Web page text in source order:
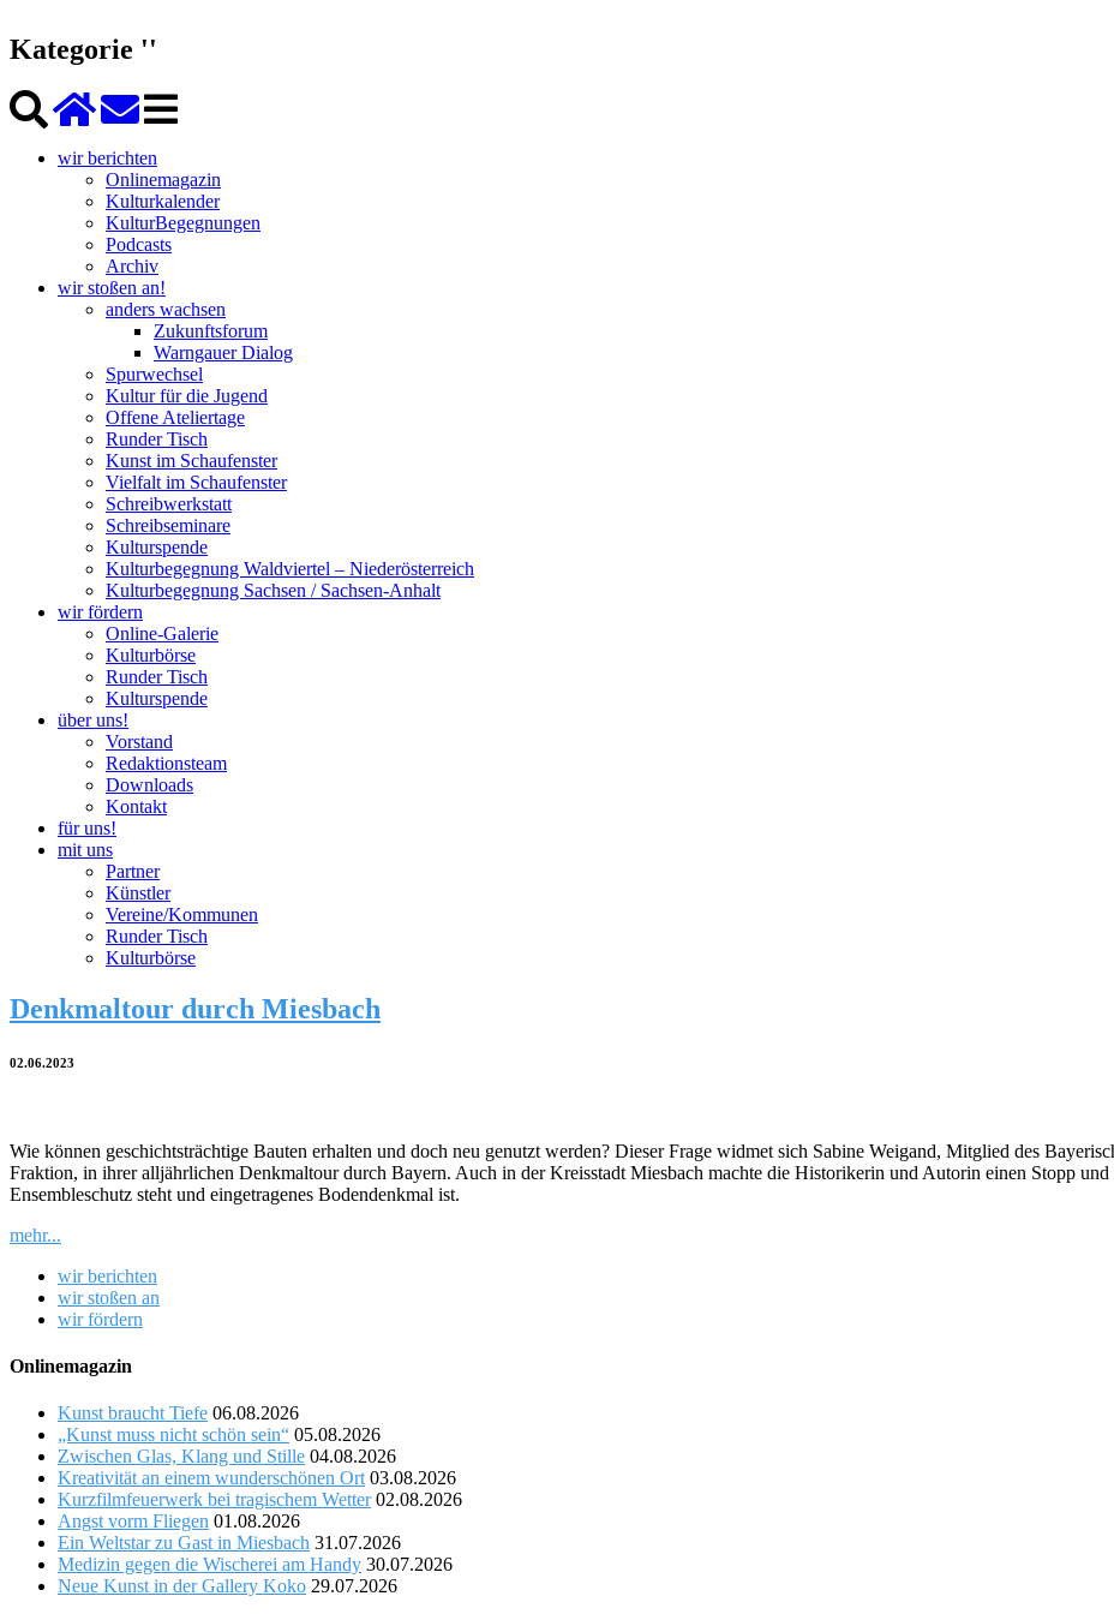
Kategorie ''
wir berichten
Onlinemagazin
Kulturkalender
KulturBegegnungen
Podcasts
Archiv
wir stoßen an!
anders wachsen
Zukunftsforum
Warngauer Dialog
Spurwechsel
Kultur für die Jugend
Offene Ateliertage
Runder Tisch
Kunst im Schaufenster
Vielfalt im Schaufenster
Schreibwerkstatt
Schreibseminare
Kulturspende
Kulturbegegnung Waldviertel – Niederösterreich
Kulturbegegnung Sachsen / Sachsen-Anhalt
wir fördern
Online-Galerie
Kulturbörse
Runder Tisch
Kulturspende
über uns!
Vorstand
Redaktionsteam
Downloads
Kontakt
für uns!
mit uns
Partner
Künstler
Vereine/Kommunen
Runder Tisch
Kulturbörse
Denkmaltour durch Miesbach
02.06.2023
Wie können geschichtsträchtige Bauten erhalten und doch neu genutzt werden? Dieser Frage widmet sich Sabine Weigand, Mitglied des
Fraktion, in ihrer alljährlichen Denkmaltour durch Bayern. Auch in der Kreisstadt Miesbach machte die Historikerin und Autorin einen Stopp
Ensembleschutz steht und eingetragenes Bodendenkmal ist.
mehr...
wir berichten
wir stoßen an
wir fördern
Onlinemagazin
Kunst braucht Tiefe 06.08.2026
„Kunst muss nicht schön sein“ 05.08.2026
Zwischen Glas, Klang und Stille 04.08.2026
Kreativität an einem wunderschönen Ort 03.08.2026
Kurzfilmfeuerwerk bei tragischem Wetter 02.08.2026
Angst vorm Fliegen 01.08.2026
Ein Weltstar zu Gast in Miesbach 31.07.2026
Medizin gegen die Wischerei am Handy 30.07.2026
Neue Kunst in der Gallery Koko 29.07.2026